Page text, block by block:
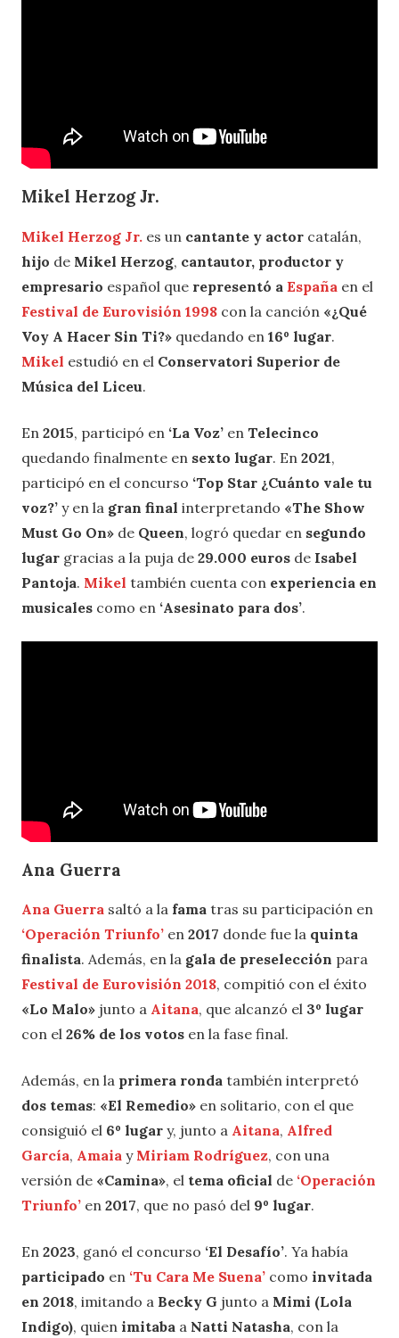
Mikel Herzog Jr.
Mikel Herzog Jr. es un cantante y actor catalán,
hijo de Mikel Herzog, cantautor, productor y
empresario español que representó a España en el
Festival de Eurovisión 1998 con la canción «¿Qué
Voy A Hacer Sin Ti?» quedando en 16º lugar.
Mikel estudió en el Conservatori Superior de
Música del Liceu.
En 2015, participó en ‘La Voz’ en Telecinco
quedando finalmente en sexto lugar. En 2021,
participó en el concurso ‘Top Star ¿Cuánto vale tu
voz?’ y en la gran final interpretando «The Show
Must Go On» de Queen, logró quedar en segundo
lugar gracias a la puja de 29.000 euros de Isabel
Pantoja. Mikel también cuenta con experiencia en
musicales como en ‘Asesinato para dos’.
Ana Guerra
Ana Guerra saltó a la fama tras su participación en
‘Operación Triunfo’ en 2017 donde fue la quinta
finalista. Además, en la gala de preselección para
Festival de Eurovisión 2018, compitió con el éxito
«Lo Malo» junto a Aitana, que alcanzó el 3º lugar
con el 26% de los votos en la fase final.
Además, en la primera ronda también interpretó
dos temas: «El Remedio» en solitario, con el que
consiguió el 6º lugar y, junto a Aitana, Alfred
García, Amaia y Miriam Rodríguez, con una
versión de «Camina», el tema oficial de ‘Operación
Triunfo’ en 2017, que no pasó del 9º lugar.
En 2023, ganó el concurso ‘El Desafío’. Ya había
participado en ‘Tu Cara Me Suena’ como invitada
en 2018, imitando a Becky G junto a Mimi (Lola
Indigo), quien imitaba a Natti Natasha, con la